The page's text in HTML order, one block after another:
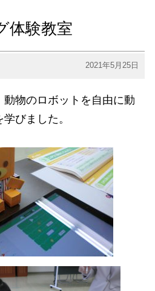
暮らし
体験教室
2021年5月25日
動物のロボットを自由に動
びました。